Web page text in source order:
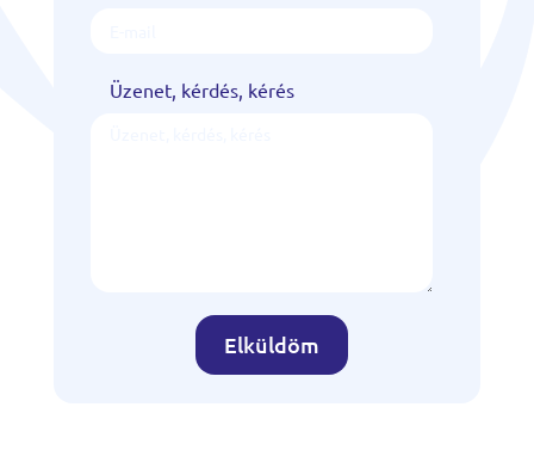
Üzenet, kérdés, kérés
Elküldöm